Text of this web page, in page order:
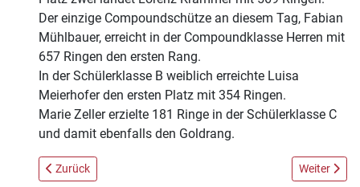
Der einzige Compoundschütze an diesem Tag, Fabian
Mühlbauer, erreicht in der Compoundklasse Herren mit
657 Ringen den ersten Rang.
In der Schülerklasse B weiblich erreichte Luisa
Meierhofer den ersten Platz mit 354 Ringen.
Marie Zeller erzielte 181 Ringe in der Schülerklasse C
und damit ebenfalls den Goldrang.
Vorheriger Beitrag: Ein Sprint durch Europa - Mulitmedia-Show
Zurück Nächster
Weiter